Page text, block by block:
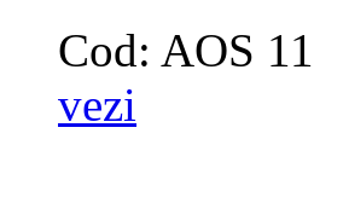
Cod: AOS 11
vezi